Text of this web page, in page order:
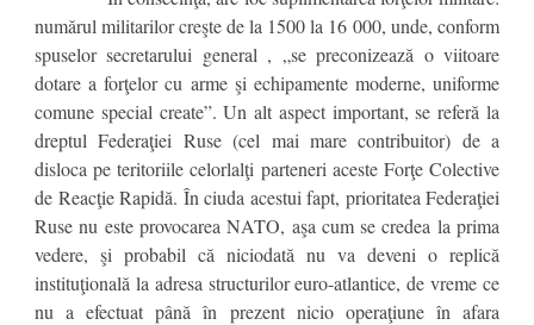
numărul militarilor creşte de la 1500 la 16 000, unde, conform
spuselor secretarului general , „se preconizează o viitoare
dotare a forţelor cu arme şi echipamente moderne, uniforme
comune special create”. Un alt aspect important, se referă la
dreptul Federaţiei Ruse (cel mai mare contribuitor) de a
disloca pe teritoriile celorlalţi parteneri aceste Forţe Colective
de Reacţie Rapidă. În ciuda acestui fapt, prioritatea Federaţiei
Ruse nu este provocarea NATO, aşa cum se credea la prima
vedere, şi probabil că niciodată nu va deveni o replică
instituţională la adresa structurilor euro-atlantice, de vreme ce
nu a efectuat până în prezent nicio operaţiune în afara